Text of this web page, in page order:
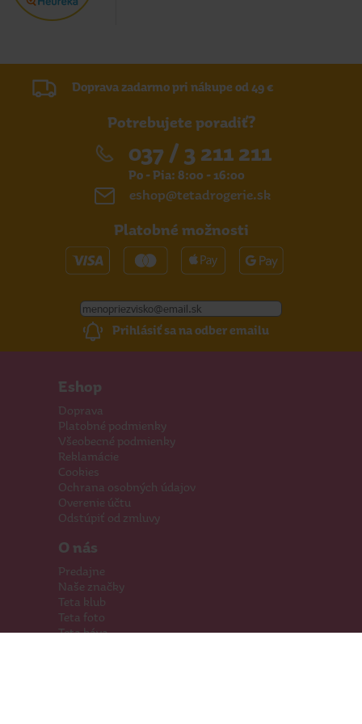
Doprava zadarmo pri nákupe od 49 €
Potrebujete poradiť?
037 / 3 211 211
Po - Pia: 8:00 - 16:00
eshop@tetadrogerie.sk
Platobné možnosti
Prihlásiť sa na odber emailu
Eshop
Doprava
Platobné podmienky
Všeobecné podmienky
Reklamácie
Cookies
Ochrana osobných údajov
Overenie účtu
Odstúpiť od zmluvy
O nás
Predajne
Naše značky
Teta klub
Teta foto
Teta káva